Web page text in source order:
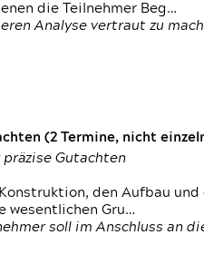
die Teilnehmer Beg…
Analyse vertraut zu
(2 Termine, nicht
präzise Gutachten
den Aufbau
wesentlichen Gru…
soll im Anschluss an